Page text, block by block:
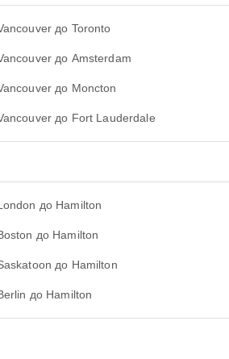
до Toronto
до Amsterdam
до Moncton
до Fort Lauderdale
до Hamilton
до Hamilton
до Hamilton
до Hamilton